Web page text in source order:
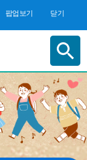
팝업보기 닫기